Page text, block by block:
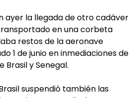
ayer la llegada de otro cadáver
en una corbeta
restos de la aeronave
1 de junio en inmediaciones de
Brasil y Senegal.
suspendió también las